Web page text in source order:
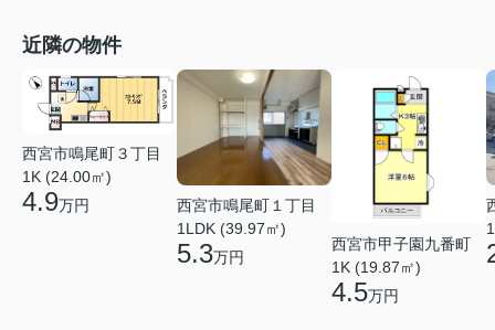
近隣の物件
西宮市鳴尾町３丁目
1K (24.00㎡)
4.9万円
西宮市鳴尾町１丁目
1LDK (39.97㎡)
5.3万円
西宮市甲子園九番町
1K (19.87㎡)
4.5万円